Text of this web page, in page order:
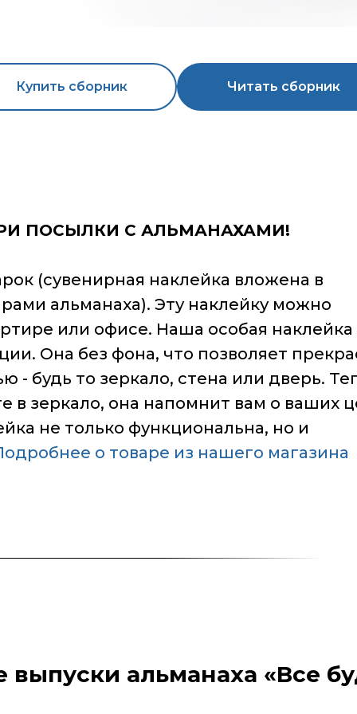
Купить сборник Читать сборник
ПОСЫЛКИ С АЛЬМАНАХАМИ!
(сувенирная наклейка вложена в
альманаха). Эту наклейку можно
или офисе. Наша особая наклейка
Она без фона, что позволяет
- будь то зеркало, стена или дверь.
в зеркало, она напомнит вам о ваших
не только функциональна, но и
о товаре из нашего магазина
альманаха «Все